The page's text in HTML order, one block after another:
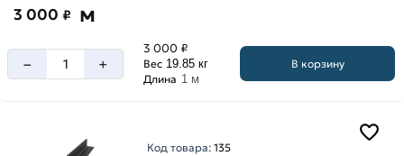
6
мм
3 000 ₽ м
– +
3 000 ₽
Вес 19.85 кг
Длина 1 м
В корзину
Код товара:135